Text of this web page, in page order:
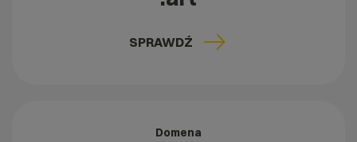
SPRAWDŹ
Domena